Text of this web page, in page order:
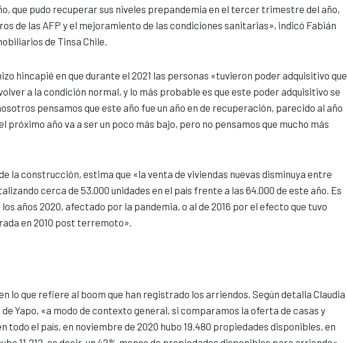
que pudo recuperar sus niveles prepandemia en el tercer trimestre del año,
de las AFP y el mejoramiento de las condiciones sanitarias», indicó Fabián
de Tinsa Chile.
hincapié en que durante el 2021 las personas «tuvieron poder adquisitivo que
a la condición normal, y lo más probable es que este poder adquisitivo se
pensamos que este año fue un año en de recuperación, parecido al año
próximo año va a ser un poco más bajo, pero no pensamos que mucho más
la construcción, estima que «la venta de viviendas nuevas disminuya entre
cerca de 53.000 unidades en el país frente a las 64.000 de este año. Es
años 2020, afectado por la pandemia, o al de 2016 por el efecto que tuvo
en 2010 post terremoto».
lo que refiere al boom que han registrado los arriendos. Según detalla Claudia
Yapo, «a modo de contexto general, si comparamos la oferta de casas y
el país, en noviembre de 2020 hubo 19.480 propiedades disponibles, en